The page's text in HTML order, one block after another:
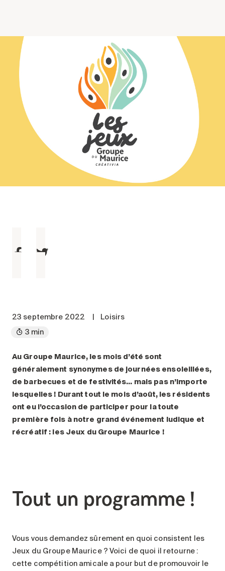
Comprendre les coûts
Les 6 étapes de décision
Votre arrivée en résidence
Témoignages
Ce qui est inclus
Votre appartement
Aires communes
Activités
Commerces intégrés
Services optionnels
Stationnement
Notre approche
Les 8 étapes d’emménagement
À propos
Nouvelles
FAQ
23 septembre 2022
Loisirs
3 min
Au Groupe Maurice, les mois d’été sont
généralement synonymes de journées ensoleillées,
de barbecues et de festivités… mais pas n’importe
lesquelles ! Durant tout le mois d’août, les résidents
ont eu l’occasion de participer pour la toute
première fois à notre grand événement ludique et
récréatif : les Jeux du Groupe Maurice !
Tout un programme !
Vous vous demandez sûrement en quoi consistent les
Jeux du Groupe Maurice ? Voici de quoi il retourne :
cette compétition amicale a pour but de promouvoir le